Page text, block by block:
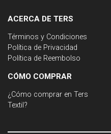
ACERCA DE TERS
Términos y Condiciones
Política de Privacidad
Política de Reembolso
CÓMO COMPRAR
¿Cómo comprar en Ters
Textil?